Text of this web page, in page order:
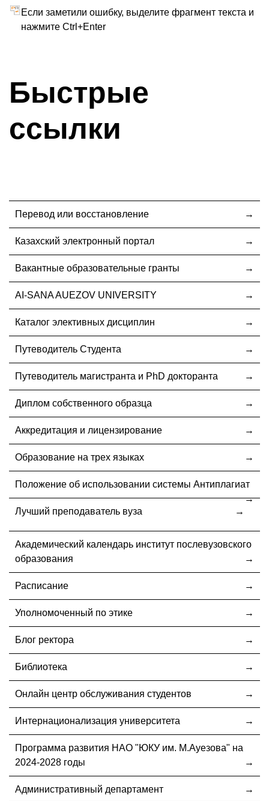
Если заметили ошибку, выделите фрагмент текста и
нажмите Ctrl+Enter
Быстрые
ссылки
Перевод или восстановление
Казахский электронный портал
Вакантные образовательные гранты
AI-SANA AUEZOV UNIVERSITY
Каталог элективных дисциплин
Путеводитель Студента
Путеводитель магистранта и PhD докторанта
Диплом собственного образца
Аккредитация и лицензирование
Образование на трех языках
Положение об использовании системы Антиплагиат
Лучший преподаватель вуза
Академический календарь институт послевузовского
образования
Расписание
Уполномоченный по этике
Блог ректора
Библиотека
Онлайн центр обслуживания студентов
Интернационализация университета
Программа развития НАО "ЮКУ им. М.Ауезова" на
2024-2028 годы
Административный департамент